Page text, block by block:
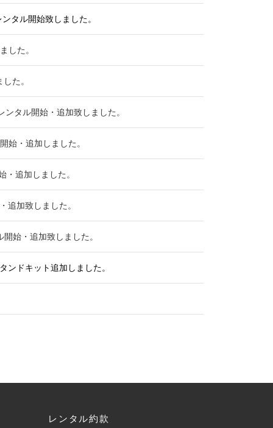
タル開始致しました。
した。
た。
タル開始・追加致しました。
・追加しました。
追加しました。
加致しました。
始・追加致しました。
ドキット追加しました。
レンタル約款